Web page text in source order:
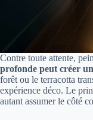
Contre toute attente,
profonde peut créer
forêt ou le terracotta
expérience déco. Le
autant assumer le côté